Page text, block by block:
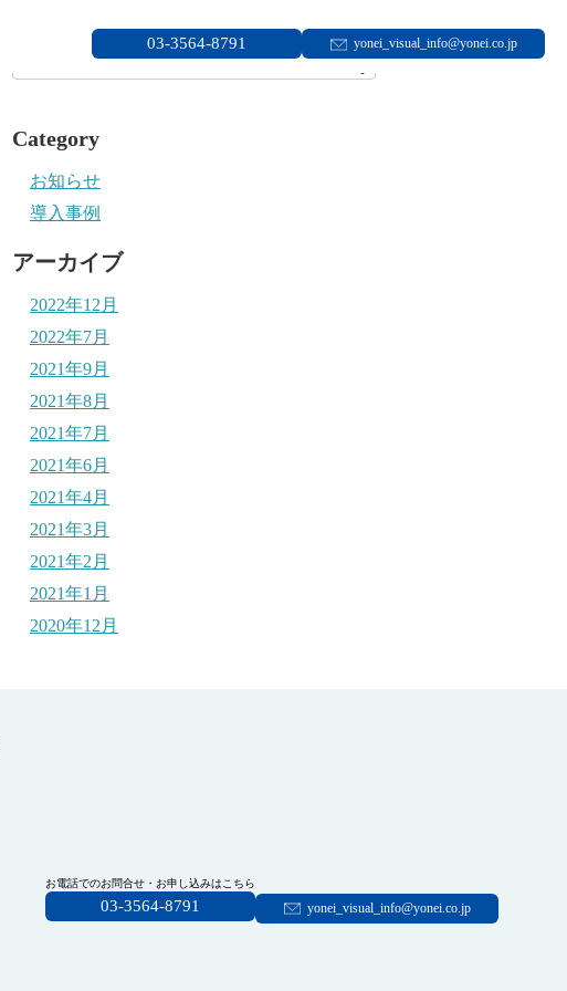
03-3564-8791 yonei_visual_info@yonei.co.jp
Category
お知らせ
導入事例
アーカイブ
2022年12月
2022年7月
2021年9月
2021年8月
2021年7月
2021年6月
2021年4月
2021年3月
2021年2月
2021年1月
2020年12月
お電話でのお問合せ・お申し込みはこちら
03-3564-8791 yonei_visual_info@yonei.co.jp